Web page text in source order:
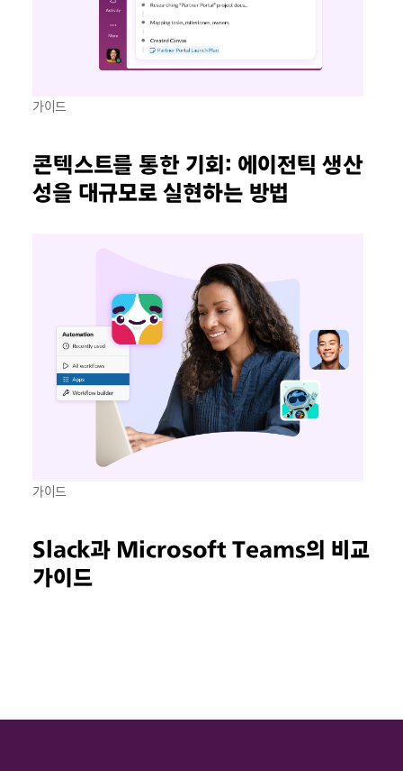
가이드
콘텍스트를 통한 기회: 에이전틱 생산
성을 대규모로 실현하는 방법
가이드
Slack과 Microsoft Teams의 비교
가이드